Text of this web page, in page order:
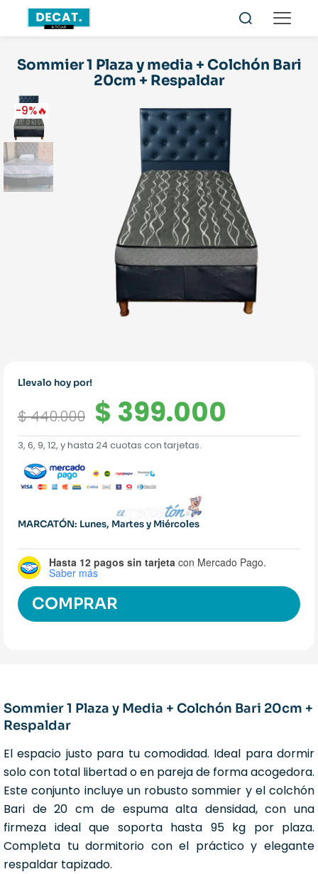
Sommier 1 Plaza y media + Colchón Bari
20cm + Respaldar
-9%🔥
Llevalo hoy por!
$440.000 El
precio
original
era:
$ 440.000.
$ 399.000
precio
3, 6, 9, 12, y hasta 24 cuotas con tarjetas.
MARCATÓN: Lunes, Martes y Miércoles
Hasta 12 pagos sin tarjeta con Mercado Pago.
Saber más
COMPRAR
Sommier 1 Plaza y Media + Colchón Bari 20cm +
Respaldar
El espacio justo para tu comodidad. Ideal para dormir
solo con total libertad o en pareja de forma acogedora.
Este conjunto incluye un robusto sommier y el colchón
Bari de 20 cm de espuma alta densidad, con una
firmeza ideal que soporta hasta 95 kg por plaza.
Completa tu dormitorio con el práctico y elegante
respaldar tapizado.